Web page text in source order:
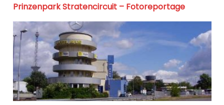
Prinzenpark Stratencircuit – Fotoreportage
AVUS Berlijn – Circuitbezoek 2016